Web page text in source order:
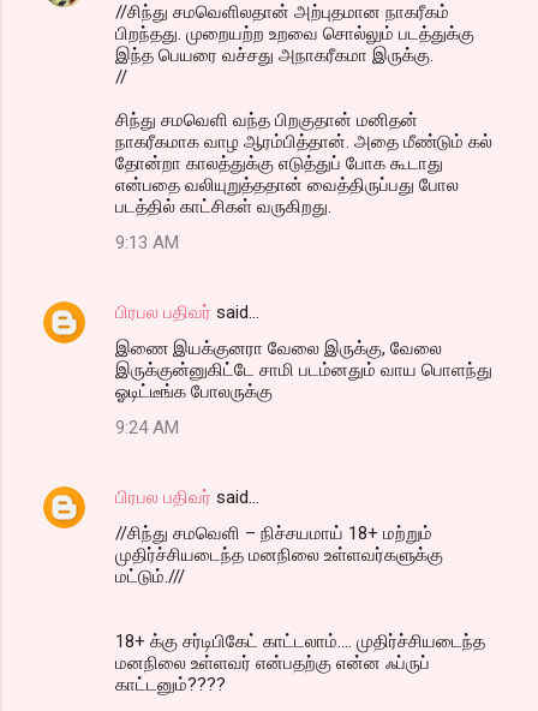
//சிந்து சமவெளிலதான் அற்புதமான நாகரீகம்
பிறந்தது. முறையற்ற உறவை சொல்லும் படத்துக்கு
இந்த பெயரை வச்சது அநாகரீகமா இருக்கு.
//
சிந்து சமவெளி வந்த பிறகுதான் மனிதன்
நாகரீகமாக வாழ ஆரம்பித்தான். அதை மீண்டும் கல்
தோன்றா காலத்துக்கு எடுத்துப் போக கூடாது
என்பதை வலியுறுத்ததான் வைத்திருப்பது போல
படத்தில் காட்சிகள் வருகிறது.
9:13 AM
பிரபல பதிவர் said…
இணை இயக்குனரா வேலை இருக்கு, வேலை
இருக்குன்னுகிட்டே சாமி படம்னதும் வாய பொளந்து
ஓடிட்டீங்க போலருக்கு
9:24 AM
பிரபல பதிவர் said…
//சிந்து சமவெளி – நிச்சயமாய் 18+ மற்றும்
முதிர்ச்சியடைந்த மனநிலை உள்ளவர்களுக்கு
மட்டும்.///
18+ க்கு சர்டிபிகேட் காட்ட‌லாம்.... முதிர்ச்சியடைந்த
மனநிலை உள்ளவர் என்ப‌த‌ற்கு என்ன‌ ஃப்ருப்
காட்ட‌னும்????